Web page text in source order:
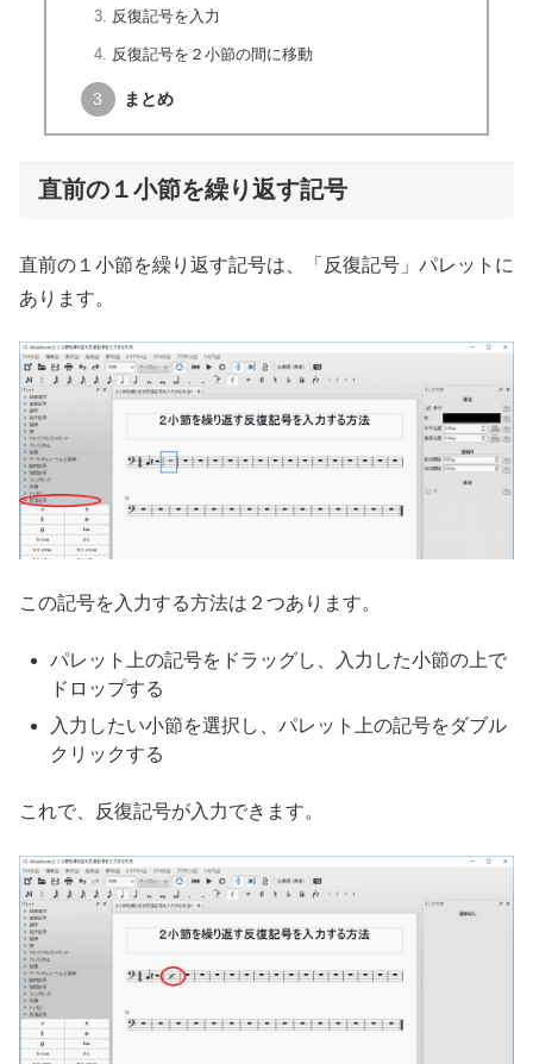
反復記号を入力
反復記号を２小節の間に移動
まとめ
直前の１小節を繰り返す記号
直前の１小節を繰り返す記号は、「反復記号」パレットに
あります。
この記号を入力する方法は２つあります。
パレット上の記号をドラッグし、入力した小節の上で
ドロップする
入力したい小節を選択し、パレット上の記号をダブル
クリックする
これで、反復記号が入力できます。